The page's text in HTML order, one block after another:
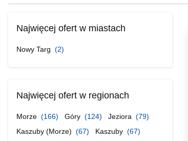
Najwięcej ofert w miastach
Nowy Targ (2)
Najwięcej ofert w regionach
Morze (166) Góry (124) Jeziora (79)
Kaszuby (Morze) (67) Kaszuby (67)